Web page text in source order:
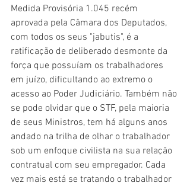
Medida Provisória 1.045 recém
aprovada pela Câmara dos Deputados,
com todos os seus "jabutis", é a
ratificação de deliberado desmonte da
força que possuíam os trabalhadores
em juízo, dificultando ao extremo o
acesso ao Poder Judiciário. Também não
se pode olvidar que o STF, pela maioria
de seus Ministros, tem há alguns anos
andado na trilha de olhar o trabalhador
sob um enfoque civilista na sua relação
contratual com seu empregador. Cada
vez mais está se tratando o trabalhador